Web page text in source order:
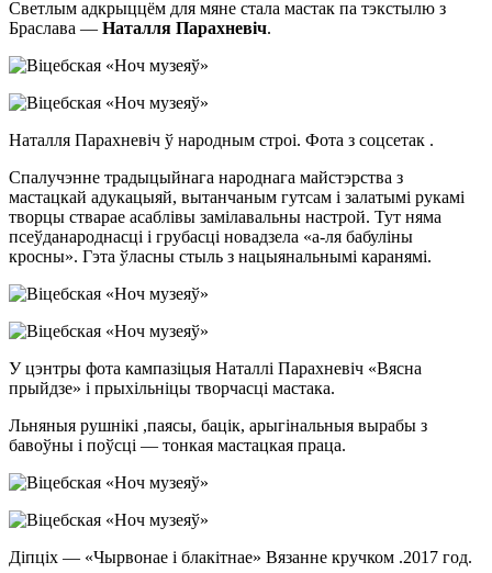
Светлым адкрыццём для мяне стала мастак па тэкстылю з
Браслава — Наталля Парахневіч.
Наталля Парахневіч ў народным строі. Фота з соцсетак .
Спалучэнне традыцыйнага народнага майстэрства з
мастацкай адукацыяй, вытанчаным гутсам і залатымі рукамі
творцы стварае асаблівы замілавальны настрой. Тут няма
псеўданароднасці і грубасці новадзела «а-ля бабуліны
кросны». Гэта ўласны стыль з нацыянальнымі каранямі.
У цэнтры фота кампазіцыя Наталлі Парахневіч «Вясна
прыйдзе» і прыхільніцы творчасці мастака.
Льняныя рушнікі ,паясы, бацік, арыгінальныя вырабы з
бавоўны і поўсці — тонкая мастацкая праца.
Діпціх — «Чырвонае і блакітнае» Вязанне кручком .2017 год.